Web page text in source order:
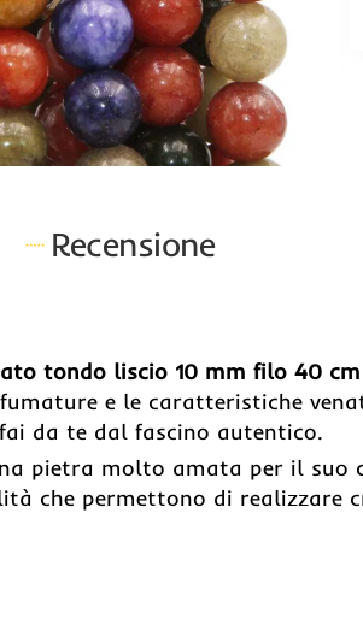
Recensione
tondo liscio 10 mm filo 40 cm
e le caratteristiche
da te dal fascino autentico.
pietra molto amata per il suo
che permettono di realizzare